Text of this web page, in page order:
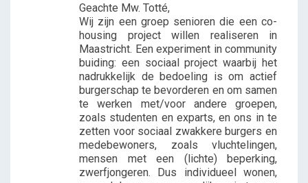
Geachte Mw. Totté,
Wij zijn een groep senioren die een co-
housing project willen realiseren in
Maastricht. Een experiment in community
buiding: een sociaal project waarbij het
nadrukkelijk de bedoeling is om actief
burgerschap te bevorderen en om samen
te werken met/voor andere groepen,
zoals studenten en exparts, en ons in te
zetten voor sociaal zwakkere burgers en
medebewoners, zoals vluchtelingen,
mensen met een (lichte) beperking,
zwerfjongeren. Dus individueel wonen,